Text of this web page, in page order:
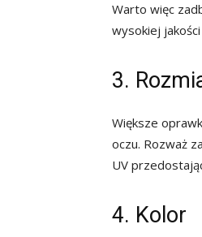
Warto więc
wysokiej
3.
Większe
oczu. Rozważ
UV
4. Kolor